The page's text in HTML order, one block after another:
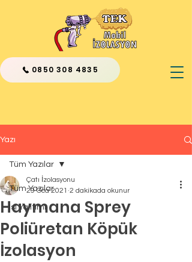
0850 308 4835
Yazı
Tüm Yazılar
Isı Yalıtımı
Tüm Yazılar
Haymana Sprey
Poliüretan Köpük
İzolasyon
Çatı İzolasyonu
29 Oca 2021 2 dakikada okunur